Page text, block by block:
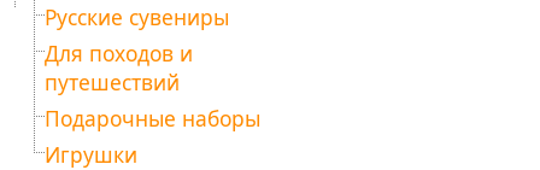
Русские сувениры
Для походов и
путешествий
Подарочные наборы
Игрушки